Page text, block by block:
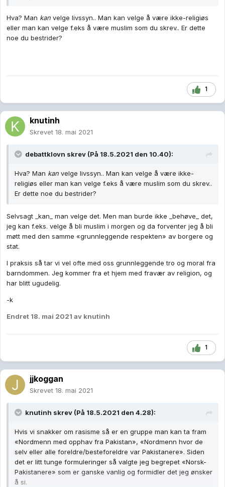
Hva? Man kan velge livssyn.. Man kan velge å være ikke-religiøs
eller man kan velge f.eks å være muslim som du skrev.. Er dette
noe du bestrider?
1
knutinh
Skrevet 18. mai 2021
debattklovn skrev (På 18.5.2021 den 10.40):
Hva? Man kan velge livssyn.. Man kan velge å være ikke-
religiøs eller man kan velge f.eks å være muslim som du skrev..
Er dette noe du bestrider?
Selvsagt _kan_ man velge det. Men man burde ikke _behøve_ det,
jeg kan f.eks. velge å bli muslim i morgen og da forventer jeg å bli
møtt med den samme «grunnleggende respekten» av borgere og
stat.
I praksis så tar vi vel ofte med oss grunnleggende tro og moral fra
barndommen. Jeg kommer fra et hjem med fravær av religion, og
har blitt ugudelig.
-k
Endret 18. mai 2021 av knutinh
1
jjkoggan
Skrevet 18. mai 2021
knutinh skrev (På 18.5.2021 den 4.28):
Hvis vi snakker om rasisme så er en gruppe man kan ta fram
«Nordmenn med opphav fra Pakistan», «Nordmenn hvor de
selv eller alle foreldre/besteforeldre var Pakistanere». Siden
det er litt tunge formuleringer så valgte jeg begrepet «Norsk-
Pakistanere» som er ganske vanlig og formidler det jeg ønsker
å si.